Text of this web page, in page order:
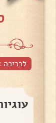
לכריכה